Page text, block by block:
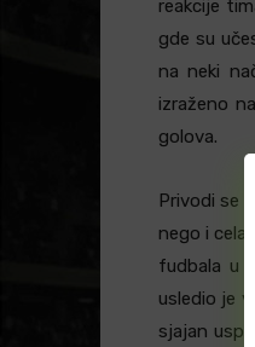
reakcije
gde su
na neki
izraženo
golova.
Privodi se
nego i cela
fudbala u
usledio je
sjajan